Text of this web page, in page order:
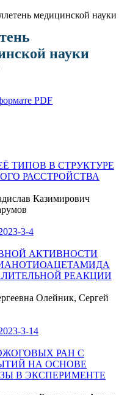
медицинской науки
науки
PDF
ТИПОВ В СТРУКТУРЕ
РАССТРОЙСТВА
Казимирович
3-4
АКТИВНОСТИ
РЕАКЦИИ
Олейник, Сергей
3-14
РАН С
НА ОСНОВЕ
В ЭКСПЕРИМЕНТЕ